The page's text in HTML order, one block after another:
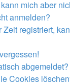
mich aber
anmelden?
registriert,
abgemeldet?
Cookies